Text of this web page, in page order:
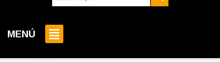
MENÚ